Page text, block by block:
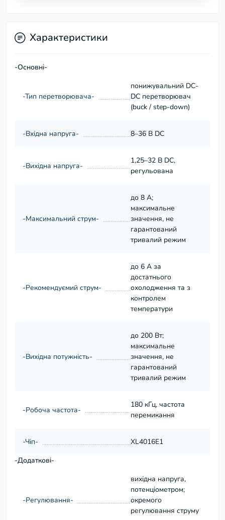
Характеристики
-Основні-
-Тип перетворювача-
понижувальний DC-
DC перетворювач
(buck / step-down)
-Вхідна напруга- 8–36 В DC
-Вихідна напруга-
1,25–32 В DC,
регульована
-Максимальний струм-
до 8 А;
максимальне
значення, не
гарантований
тривалий режим
-Рекомендуємий струм-
до 6 А за
достатнього
охолодження та з
контролем
температури
-Вихідна потужність-
до 200 Вт;
максимальне
значення, не
гарантований
тривалий режим
-Робоча частота-
180 кГц, частота
перемикання
-Чіп-
XL4016E1
-Додаткові-
-Регулювання-
вихідна напруга,
потенціометром;
окремого
регулювання струму